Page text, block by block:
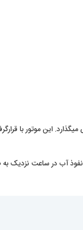
این موتور با
در ساعت نزدیک به